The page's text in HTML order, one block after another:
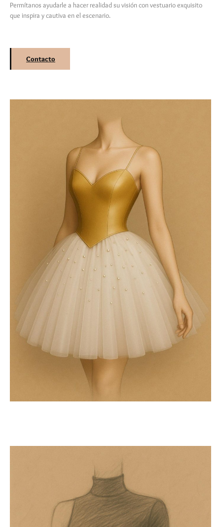
Permítanos ayudarle a hacer realidad su visión con vestuario exquisito
que inspira y cautiva en el escenario.
Contacto